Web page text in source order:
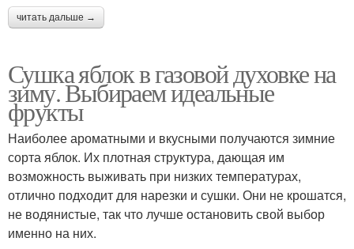
читать дальше →
Сушка яблок в газовой духовке на
зиму. Выбираем идеальные
фрукты
Наиболее ароматными и вкусными получаются зимние
сорта яблок. Их плотная структура, дающая им
возможность выживать при низких температурах,
отлично подходит для нарезки и сушки. Они не крошатся,
не водянистые, так что лучше остановить свой выбор
именно на них.